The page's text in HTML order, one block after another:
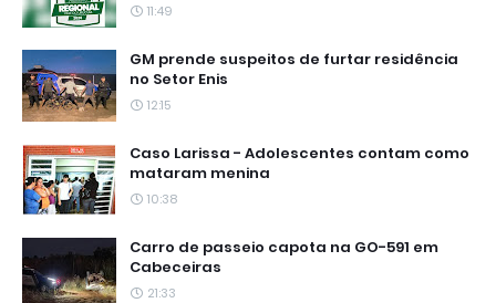
11:49
GM prende suspeitos de furtar residência
no Setor Enis
12:15
Caso Larissa - Adolescentes contam como
mataram menina
10:38
Carro de passeio capota na GO-591 em
Cabeceiras
21:33